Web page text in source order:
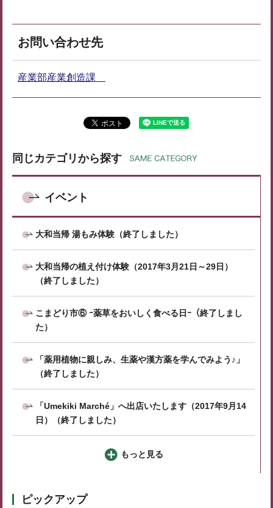
お問い合わせ先
産業部産業創造課
同じカテゴリから探す
イベント
大和当帰 湯もみ体験（終了しました）
大和当帰の植え付け体験（2017年3月21日～29日）
（終了しました）
こまどり市⑥ ｰ薬草をおいしく食べる日ｰ（終了しまし
た）
「薬用植物に親しみ、生薬や漢方薬を学んでみよう♪」
（終了しました）
「Umekiki Marché」へ出店いたします（2017年9月14
日）（終了しました）
もっと見る
ピックアップ